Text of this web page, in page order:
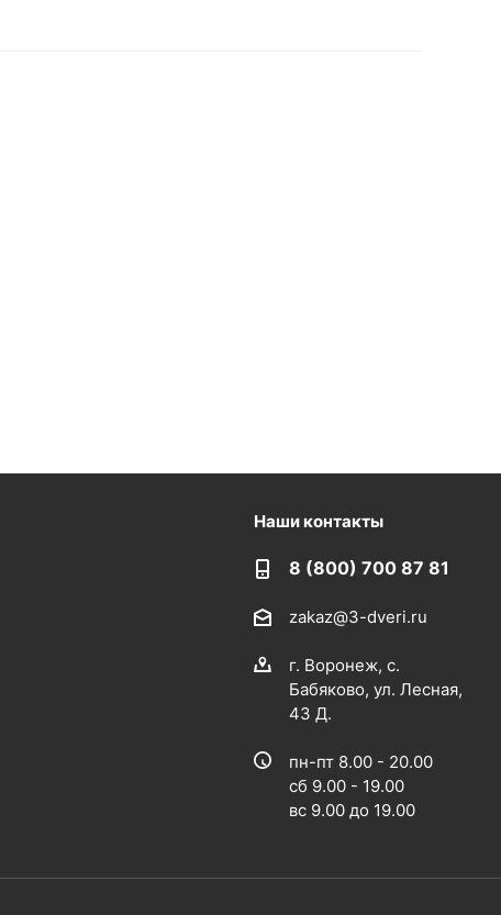
Наши контакты
8 (800) 700 87 81
zakaz@3-dveri.ru
г. Воронеж, с.
Бабяково, ул. Лесная,
43 Д.
пн-пт 8.00 - 20.00
сб 9.00 - 19.00
вс 9.00 до 19.00